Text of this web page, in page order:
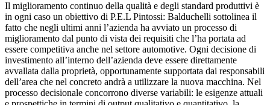
Il miglioramento continuo della qualità e degli standard produttivi è
in ogni caso un obiettivo di P.E.L Pintossi: Balduchelli sottolinea il
fatto che negli ultimi anni l’azienda ha avviato un processo di
miglioramento dal punto di vista dei requisiti che l’ha portata ad
essere competitiva anche nel settore automotive. Ogni decisione di
investimento all’interno dell’azienda deve essere direttamente
avvallata dalla proprietà, opportunamente supportata dai responsabili
dell’area che nel concreto andrà a utilizzare la nuova macchina. Nel
processo decisionale concorrono diverse variabili: le esigenze attuali